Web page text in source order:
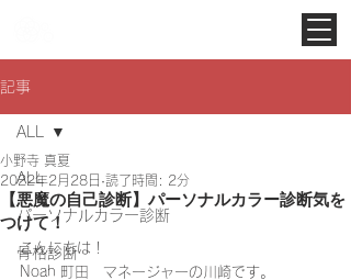
記事
ALL
パーソナルカラー診断
骨格診断
ALL
【悪魔の自己診断】パーソナルカラー診断気を
つけて！
小野寺 真夏
2022年2月28日 読了時間: 2分
こんにちは！
Noah 町田　マネージャーの川崎です。